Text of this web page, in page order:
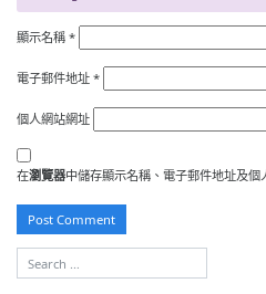
顯示名稱 *
電子郵件地址 *
個人網站網址
在瀏覽器中儲存顯示名稱、電子郵件地址及